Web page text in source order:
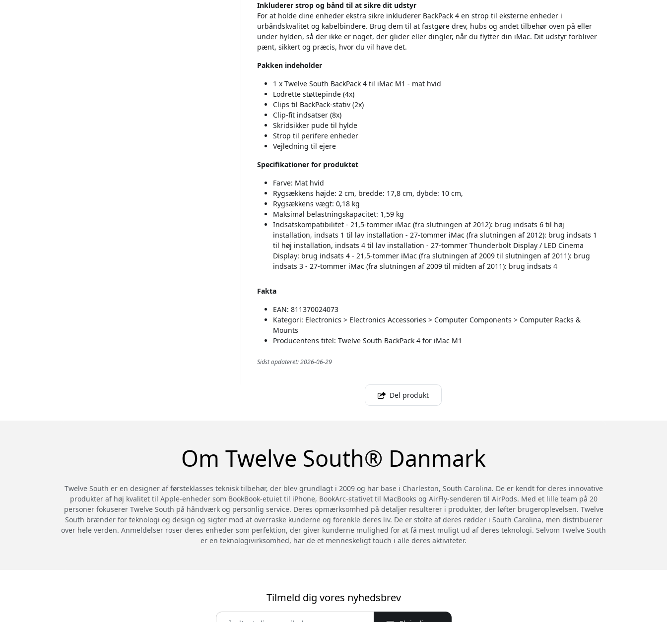
Inkluderer strop og bånd til at sikre dit udstyr
For at holde dine enheder ekstra sikre inkluderer BackPack 4 en strop til eksterne enheder i
urbåndskvalitet og kabelbindere. Brug dem til at fastgøre drev, hubs og andet tilbehør oven på eller
under hylden, så der ikke er noget, der glider eller dingler, når du flytter din iMac. Dit udstyr forbliver
pænt, sikkert og præcis, hvor du vil have det.
Pakken indeholder
1 x Twelve South BackPack 4 til iMac M1 - mat hvid
Lodrette støttepinde (4x)
Clips til BackPack-stativ (2x)
Clip-fit indsatser (8x)
Skridsikker pude til hylde
Strop til perifere enheder
Vejledning til ejere
Specifikationer for produktet
Farve: Mat hvid
Rygsækkens højde: 2 cm, bredde: 17,8 cm, dybde: 10 cm,
Rygsækkens vægt: 0,18 kg
Maksimal belastningskapacitet: 1,59 kg
Indsatskompatibilitet - 21,5-tommer iMac (fra slutningen af 2012): brug indsats 6 til høj
installation, indsats 1 til lav installation - 27-tommer iMac (fra slutningen af 2012): brug indsats 1
til høj installation, indsats 4 til lav installation - 27-tommer Thunderbolt Display / LED Cinema
Display: brug indsats 4 - 21,5-tommer iMac (fra slutningen af 2009 til slutningen af 2011): brug
indsats 3 - 27-tommer iMac (fra slutningen af 2009 til midten af 2011): brug indsats 4
Fakta
EAN: 811370024073
Kategori: Electronics > Electronics Accessories > Computer Components > Computer Racks &
Mounts
Producentens titel: Twelve South BackPack 4 for iMac M1
Sidst opdateret: 2026-06-29
Del produkt
Om Twelve South® Danmark
Twelve South er en designer af førsteklasses teknisk tilbehør, der blev grundlagt i 2009 og har base i Charleston, South Carolina. De er kendt for deres innovative
produkter af høj kvalitet til Apple-enheder som BookBook-etuiet til iPhone, BookArc-stativet til MacBooks og AirFly-senderen til AirPods. Med et lille team på 20
personer fokuserer Twelve South på håndværk og personlig service. Deres opmærksomhed på detaljer resulterer i produkter, der løfter brugeroplevelsen. Twelve
South brænder for teknologi og design og sigter mod at overraske kunderne og forenkle deres liv. De er stolte af deres rødder i South Carolina, men distribuerer
over hele verden. Anmeldelser roser deres enheder som perfektion, der giver kunderne mulighed for at få mest muligt ud af deres teknologi. Selvom Twelve South
er en teknologivirksomhed, har de et menneskeligt touch i alle deres aktiviteter.
Tilmeld dig vores nyhedsbrev